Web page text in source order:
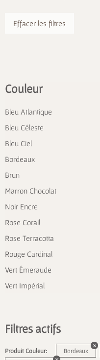
Effacer les filtres
Couleur
Bleu Atlantique
Bleu Céleste
Bleu Ciel
Bordeaux
Brun
Marron Chocolat
Noir Encre
Rose Corail
Rose Terracotta
Rouge Cardinal
Vert Émeraude
Vert Impérial
Filtres actifs
Produit Couleur: Bordeaux